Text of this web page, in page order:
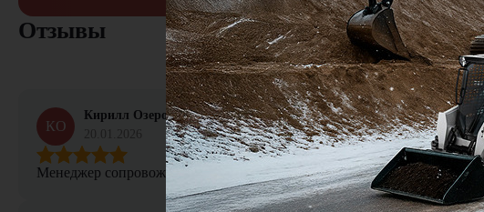
Отзывы
КО
Кирилл Озеров
Менеджер сопровождал сделку от начала и до конца, не терялся и